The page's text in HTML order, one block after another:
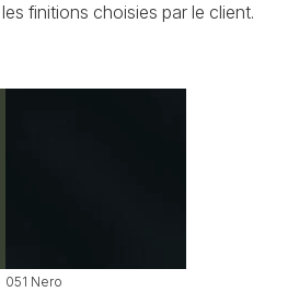
finitions choisies par le client.
051 Nero